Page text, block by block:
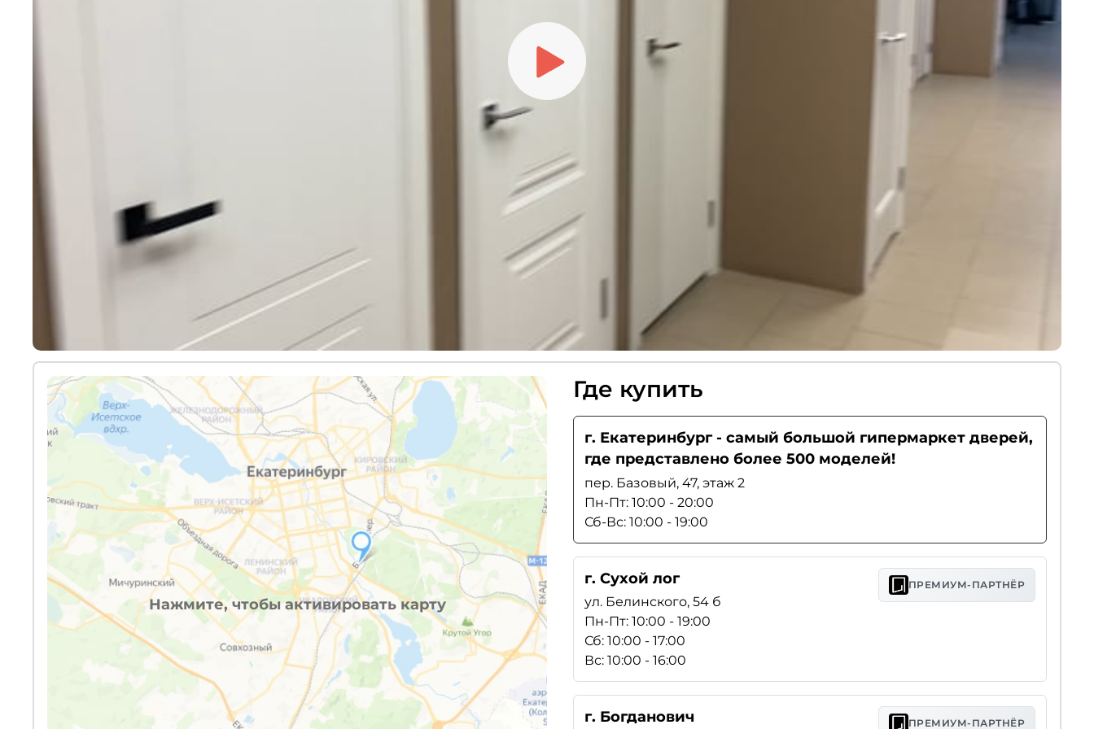
Нажмите, чтобы активировать карту
Где купить
г. Екатеринбург - самый большой гипермаркет дверей,
где представлено более 500 моделей!
пер. Базовый, 47, этаж 2
Пн-Пт: 10:00 - 20:00
Сб-Вс: 10:00 - 19:00
г. Сухой лог
ул. Белинского, 54 б
Пн-Пт: 10:00 - 19:00
Сб: 10:00 - 17:00
Вс: 10:00 - 16:00
ПРЕМИУМ-ПАРТНЁР
г. Богданович ПРЕМИУМ-ПАРТНЁР